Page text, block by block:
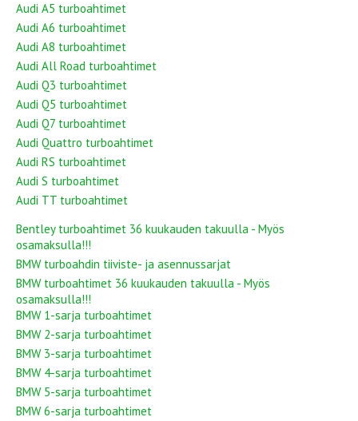
Audi A5 turboahtimet
Audi A6 turboahtimet
Audi A8 turboahtimet
Audi All Road turboahtimet
Audi Q3 turboahtimet
Audi Q5 turboahtimet
Audi Q7 turboahtimet
Audi Quattro turboahtimet
Audi RS turboahtimet
Audi S turboahtimet
Audi TT turboahtimet
Bentley turboahtimet 36 kuukauden takuulla - Myös
osamaksulla!!!
BMW turboahdin tiiviste- ja asennussarjat
BMW turboahtimet 36 kuukauden takuulla - Myös
osamaksulla!!!
BMW 1-sarja turboahtimet
BMW 2-sarja turboahtimet
BMW 3-sarja turboahtimet
BMW 4-sarja turboahtimet
BMW 5-sarja turboahtimet
BMW 6-sarja turboahtimet